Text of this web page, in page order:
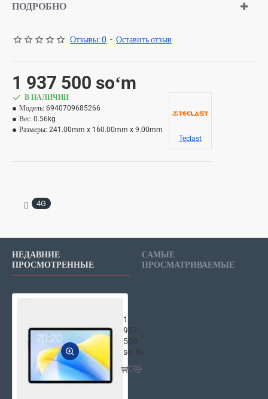
ПОДРОБНО
Отзывы: 0 - Оставить отзыв
1 937 500 soʻm
В НАЛИЧИИ
Модель: 6940709685266
Вес: 0.56kg
Размеры: 241.00mm x 160.00mm x 9.00mm
Teclast
4G
НЕДАВНИЕ
ПРОСМОТРЕННЫЕ
САМЫЕ
ПРОСМАТРИВАЕМЫЕ
1
937
500
soʻm